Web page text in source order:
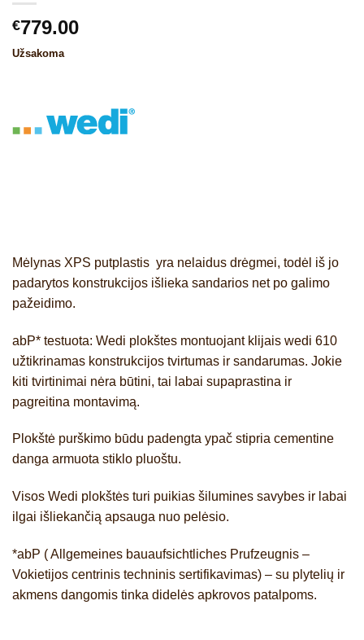
€779.00
Užsakoma
Mėlynas XPS putplastis yra nelaidus drėgmei, todėl iš jo
padarytos konstrukcijos išlieka sandarios net po galimo
pažeidimo.
abP* testuota: Wedi plokštes montuojant klijais wedi 610
užtikrinamas konstrukcijos tvirtumas ir sandarumas. Jokie
kiti tvirtinimai nėra būtini, tai labai supaprastina ir
pagreitina montavimą.
Plokštė purškimo būdu padengta ypač stipria cementine
danga armuota stiklo pluoštu.
Visos Wedi plokštės turi puikias šilumines savybes ir labai
ilgai išliekančią apsauga nuo pelėsio.
*abP ( Allgemeines bauaufsichtliches Prufzeugnis –
Vokietijos centrinis techninis sertifikavimas) – su plytelių ir
akmens dangomis tinka didelės apkrovos patalpoms.